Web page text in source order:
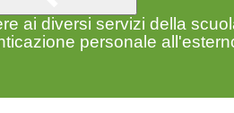
ai diversi servizi della
personale